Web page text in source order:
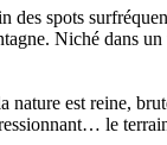
des spots
Niché dans
est reine,
le